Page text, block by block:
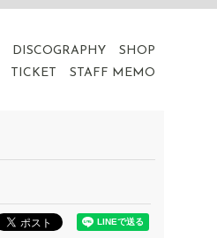
DISCOGRAPHY
SHOP
TICKET STAFF MEMO